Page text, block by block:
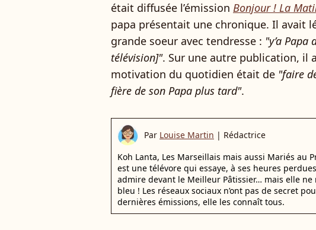
était diffusée l’émission Bonjour ! La
papa présentait une chronique. Il avait
grande soeur avec tendresse : "y’a
télévision]". Sur une autre publication, il
motivation du quotidien était de "faire
fière de son Papa plus tard".
Par Louise Martin | Rédactrice
Koh Lanta, Les Marseillais mais aussi Mariés au
est une télévore qui essaye, à ses heures
admire devant le Meilleur Pâtissier… mais elle
bleu ! Les réseaux sociaux n’ont pas de secret
dernières émissions, elle les connaît tous.